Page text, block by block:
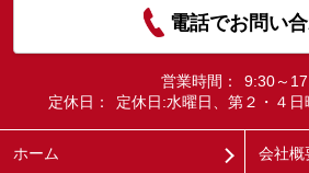
電話でお問い
営業時間：
9:30～
定休日：
定休日:水曜日、第２・４
ホーム 会社概